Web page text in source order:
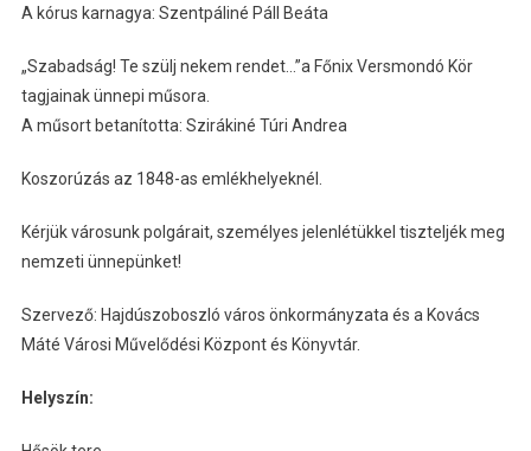
A kórus karnagya: Szentpáliné Páll Beáta
„Szabadság! Te szülj nekem rendet…”a Főnix Versmondó Kör
tagjainak ünnepi műsora.
A műsort betanította: Szirákiné Túri Andrea
Koszorúzás az 1848-as emlékhelyeknél.
Kérjük városunk polgárait, személyes jelenlétükkel tiszteljék meg
nemzeti ünnepünket!
Szervező: Hajdúszoboszló város önkormányzata és a Kovács
Máté Városi Művelődési Központ és Könyvtár.
Helyszín: